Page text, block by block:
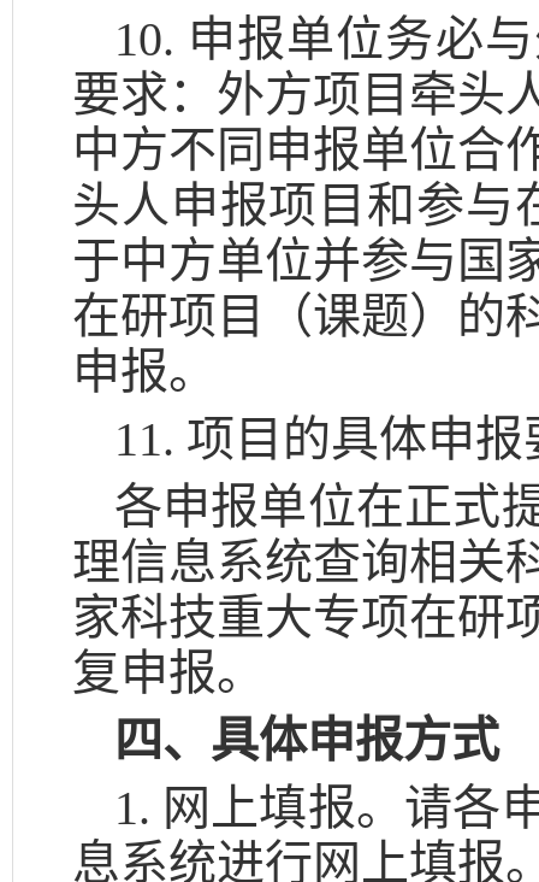
10. 申报单位务必
要求：外方项目牵头
中方不同申报单位合
头人申报项目和参与
于中方单位并参与国
在研项目（课题）的
申报。
11. 项目的具体申
各申报单位在正式
理信息系统查询相关
家科技重大专项在研
复申报。
四、具体申报方式
1. 网上填报。请各
息系统进行网上填报